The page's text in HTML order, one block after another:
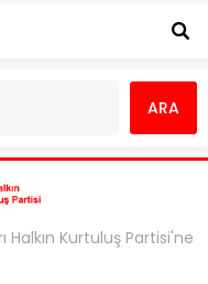
Kurtuluş Partisi'ne